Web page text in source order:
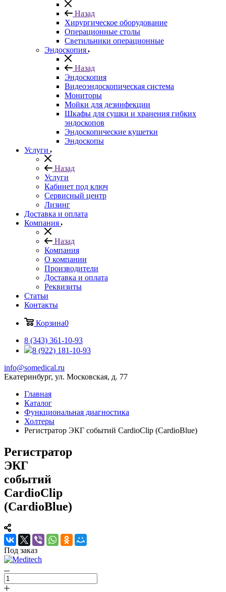
Назад
Хирургическое оборудование
Операционные столы
Светильники операционные
Эндоскопия
Назад
Эндоскопия
Видеоэндоскопическая система
Мониторы
Мойки для дезинфекции
Шкафы для сушки и хранения гибких
эндоскопов
Эндоскопические кушетки
Эндоскопы
Услуги
Назад
Услуги
Кабинет под ключ
Сервисный центр
Лизинг
Доставка и оплата
Компания
Назад
Компания
О компании
Производители
Доставка и оплата
Реквизиты
Статьи
Контакты
Корзина0
8 (343) 361-10-93
8 (922) 181-10-93
info@somedical.ru
Екатеринбург, ул. Московская, д. 77
Главная
Каталог
Функциональная диагностика
Холтеры
Регистратор ЭКГ событий CardioClip (CardioBlue)
Регистратор
ЭКГ
событий
CardioClip
(CardioBlue)
Под заказ